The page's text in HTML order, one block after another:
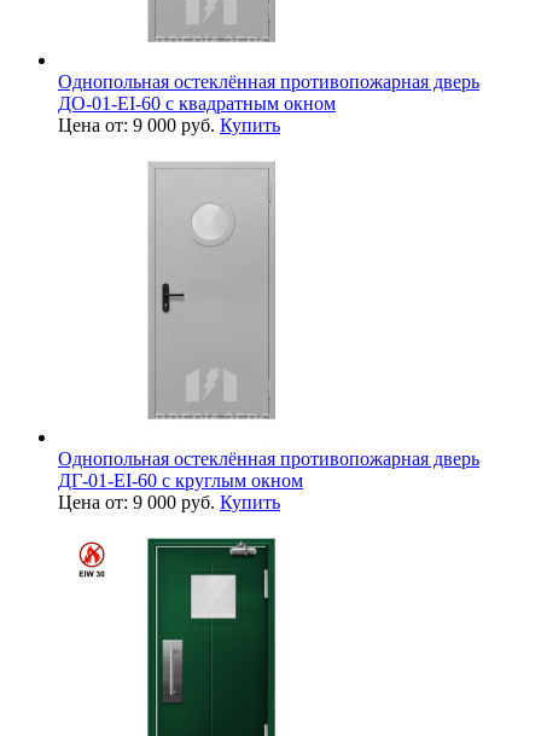
Однопольная остеклённая противопожарная дверь
ДО-01-EI-60 с квадратным окном
Цена от: 9 000 руб. Купить
Однопольная остеклённая противопожарная дверь
ДГ-01-EI-60 с круглым окном
Цена от: 9 000 руб. Купить